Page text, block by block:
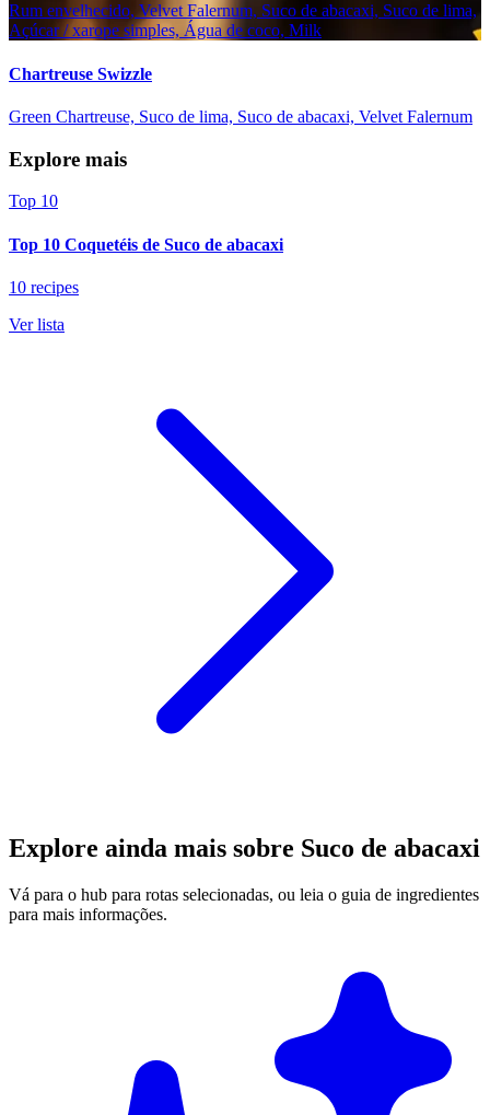
Rum envelhecido, Velvet Falernum, Suco de abacaxi, Suco de lima,
Açúcar / xarope simples, Água de coco, Milk
Chartreuse Swizzle
Green Chartreuse, Suco de lima, Suco de abacaxi, Velvet Falernum
Explore mais
Top 10
Top 10 Coquetéis de Suco de abacaxi
10 recipes
Ver lista
Explore ainda mais sobre Suco de abacaxi
Vá para o hub para rotas selecionadas, ou leia o guia de ingredientes
para mais informações.